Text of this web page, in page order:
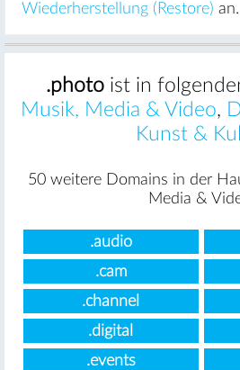
Wiederherstellung (Restore) an.
.photo ist in
Musik, Media & Video,
Kunst &
50 weitere Domains in der
Media &
.audio
.cam
.channel
.digital
.events